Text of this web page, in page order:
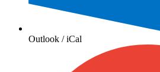
Outlook / iCal